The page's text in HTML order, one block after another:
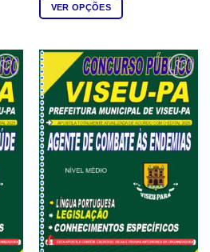
VER OPÇÕES
tem
várias
variantes.
As
opções
podem
ser
escolhidas
na
página
do
produto
to
Add to
wishlist